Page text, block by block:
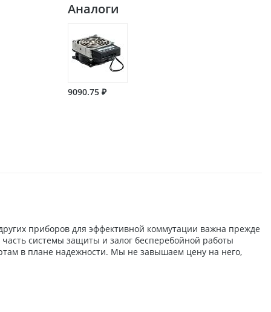
Аналоги
9090.75 ₽
приборов для эффективной коммутации важна прежде
системы защиты и залог бесперебойной работы
в плане надежности. Мы не завышаем цену на него,